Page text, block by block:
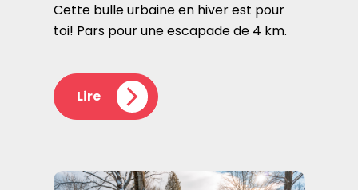
Cette bulle urbaine en hiver est pour
toi! Pars pour une escapade de 4 km.
Lire